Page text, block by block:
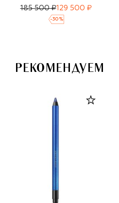
185 500 ₽129 500 ₽
-30 %
РЕКОМЕНДУЕМ